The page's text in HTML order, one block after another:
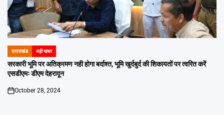
POSTED
IN
उत्तराखंड बड़ी खबर
सरकारी भूमि पर अतिक्रमण नही होगा बर्दाश्त, भूमि खुर्दबुर्द की शिकायतों पर त्वरित करें
एसडीएमः डीएम देहरादून
on
October 28, 2024